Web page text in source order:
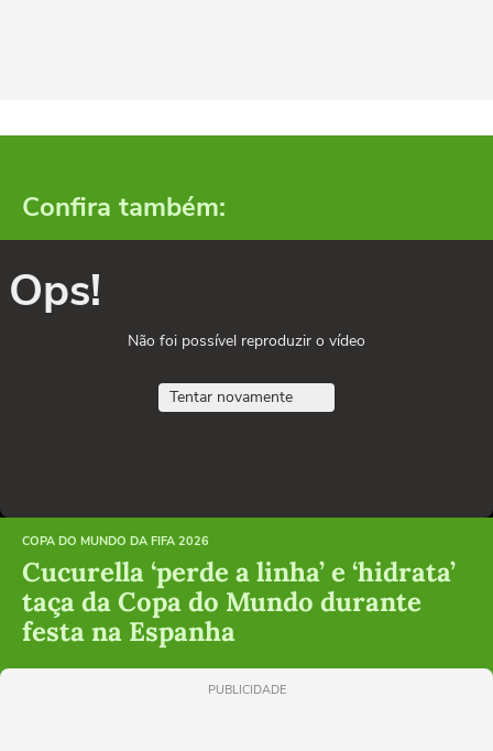
Confira também:
Ops!
Não foi possível reproduzir o vídeo
Tentar novamente
COPA DO MUNDO DA FIFA 2026
Cucurella ‘perde a linha’ e ‘hidrata’
taça da Copa do Mundo durante
festa na Espanha
PUBLICIDADE